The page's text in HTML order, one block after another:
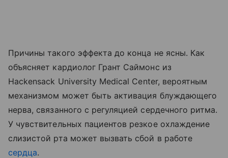
Причины такого эффекта до конца не ясны. Как
объясняет кардиолог Грант Саймонс из
Hackensack University Medical Center, вероятным
механизмом может быть активация блуждающего
нерва, связанного с регуляцией сердечного ритма.
У чувствительных пациентов резкое охлаждение
слизистой рта может вызвать сбой в работе
сердца.